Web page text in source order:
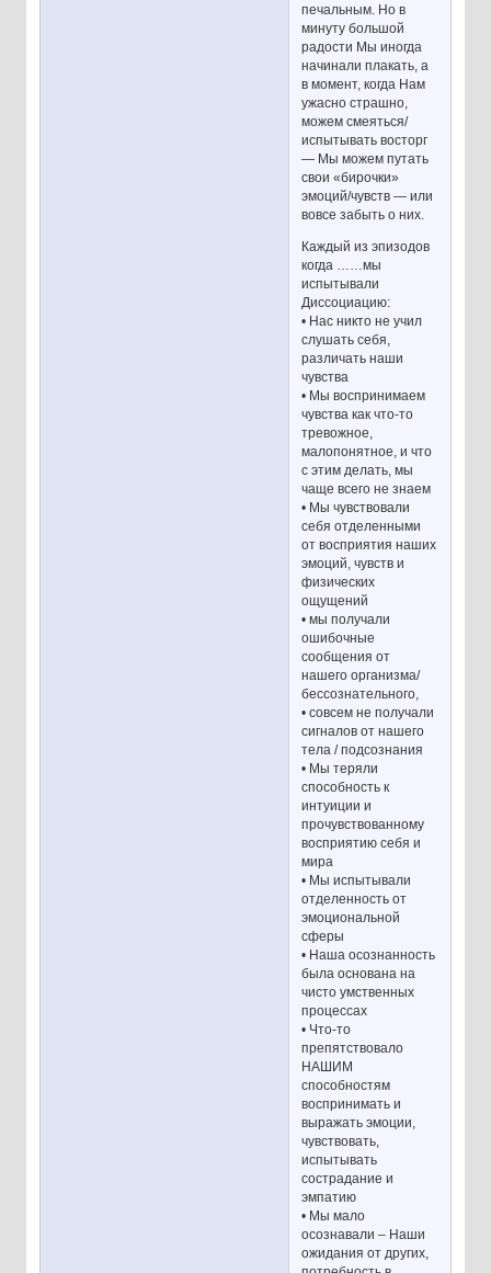
печальным. Но в
минуту большой
радости Мы иногда
начинали плакать, а
в момент, когда Нам
ужасно страшно,
можем смеяться/
испытывать восторг
— Мы можем путать
свои «бирочки»
эмоций/чувств — или
вовсе забыть о них.
Каждый из эпизодов
когда ……мы
испытывали
Диссоциацию:
• Нас никто не учил
слушать себя,
различать наши
чувства
• Мы воспринимаем
чувства как что-то
тревожное,
малопонятное, и что
с этим делать, мы
чаще всего не знаем
• Мы чувствовали
себя отделенными
от восприятия наших
эмоций, чувств и
физических
ощущений
• мы получали
ошибочные
сообщения от
нашего организма/
бессознательного,
• совсем не получали
сигналов от нашего
тела / подсознания
• Мы теряли
способность к
интуиции и
прочувствованному
восприятию себя и
мира
• Мы испытывали
отделенность от
эмоциональной
сферы
• Наша осознанность
была основана на
чисто умственных
процессах
• Что-то
препятствовало
НАШИМ
способностям
воспринимать и
выражать эмоции,
чувствовать,
испытывать
сострадание и
эмпатию
• Мы мало
осознавали – Наши
ожидания от других,